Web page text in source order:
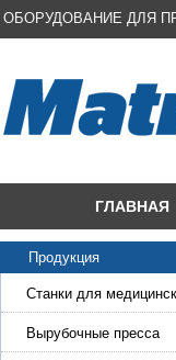
ОБОРУДОВАНИЕ ДЛЯ
ГЛАВНАЯ
Продукция
Станки для
масок
Вырубочные пресса